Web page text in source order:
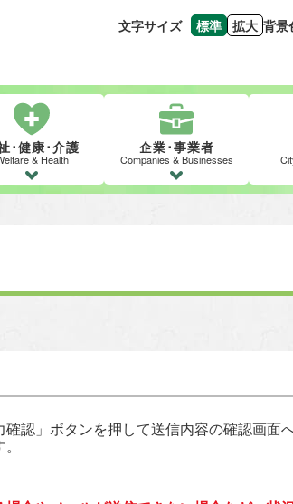
文字サイズ 標準
文字の大きさを
拡大
文字を大
背景
･健康･介護
& Health
企業･事業者
Companies & Businesses
認」ボタンを押して送信内容の確認画面